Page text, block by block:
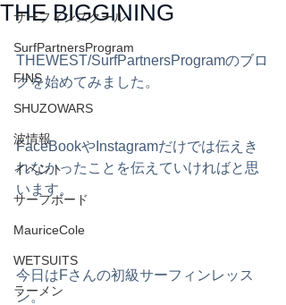
サーフィンスクール
SurfPartnersProgram
FINS
SHUZOWARS
波情報
イベント
サーフボード
MauriceCole
WETSUITS
ラーメン
THE BIGGINING
THEWEST/SurfPartnersProgramのブロ
グを始めてみました。
FaceBookやInstagramだけでは伝えき
れなかったことを伝えていければと思
います。
今日はFさんの初級サーフィンレッス
ン。